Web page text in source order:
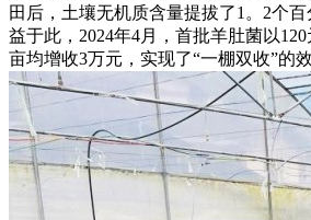
田后，土壤无机质含量提拔了1。2个
益于此，2024年4月，首批羊肚菌以120
亩均增收3万元，实现了“一棚双收”的效